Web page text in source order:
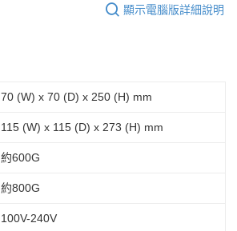
顯示電腦版詳細說明
70 (W) x 70 (D) x 250 (H) mm
115 (W) x 115 (D) x 273 (H) mm
約600G
約800G
100V-240V